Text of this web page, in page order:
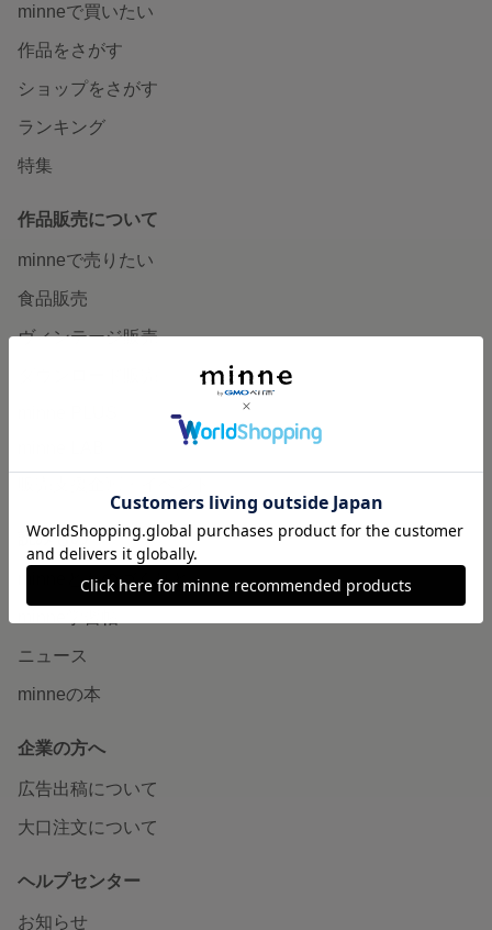
minneで買いたい
作品をさがす
ショップをさがす
ランキング
特集
作品販売について
minneで売りたい
食品販売
ヴィンテージ販売
読みもの
minneとものづくりと
ニュース
minneの本
企業の方へ
広告出稿について
大口注文について
ヘルプセンター
お知らせ